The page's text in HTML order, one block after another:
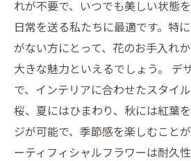
れが不要で、いつでも美しい状態
日常を送る私たちに最適です。特
がない方にとって、花のお手入れ
大きな魅力といえるでしょう。 デ
で、インテリアに合わせたスタイ
桜、夏にはひまわり、秋には紅葉
ジが可能で、季節感を楽しむこと
ーティフィシャルフラワーは耐久